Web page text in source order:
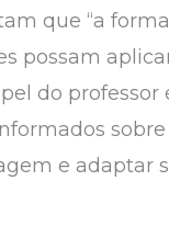
que “a
possam
do
e adaptar